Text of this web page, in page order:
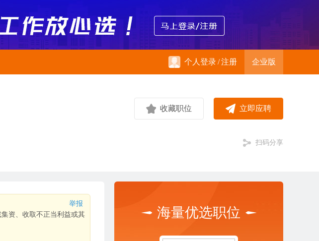
个人登录/注册 企业版
收藏职位 立即应聘
扫码分享
举报
资、收取不正当利益或其
海量优选职位